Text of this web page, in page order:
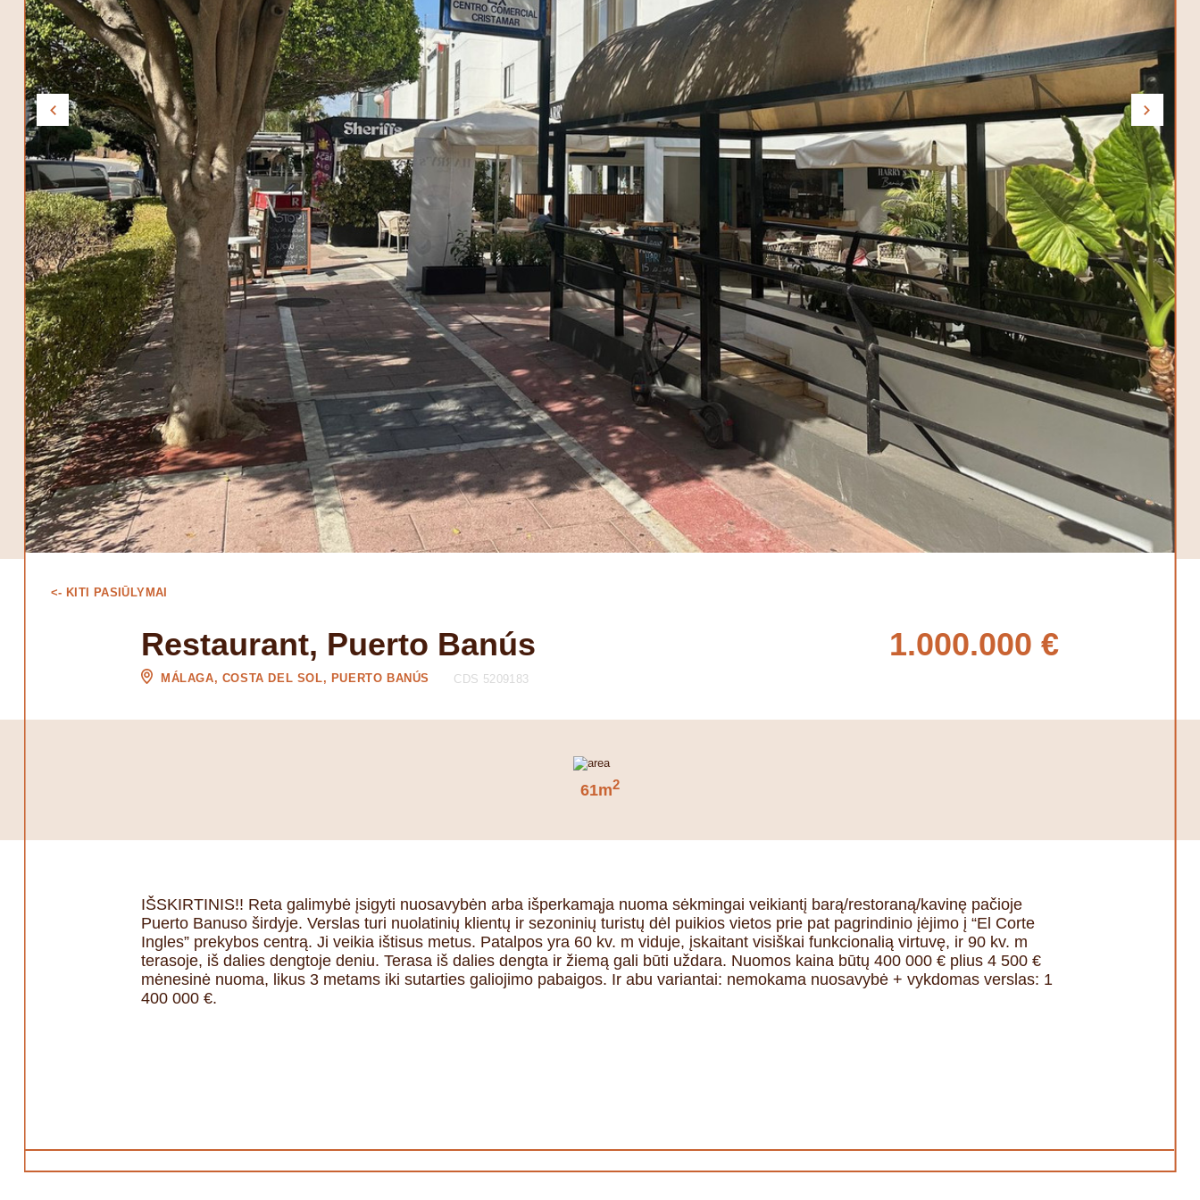
<- KITI PASIŪLYMAI
Restaurant, Puerto Banús
MÁLAGA, COSTA DEL SOL, PUERTO BANÚS CDS 5209183
1.000.000 €
61m2
IŠSKIRTINIS!! Reta galimybė įsigyti nuosavybėn arba išperkamąja nuoma sėkmingai veikiantį barą/restoraną/kavinę pačioje
Puerto Banuso širdyje. Verslas turi nuolatinių klientų ir sezoninių turistų dėl puikios vietos prie pat pagrindinio įėjimo į “El Corte
Ingles” prekybos centrą. Ji veikia ištisus metus. Patalpos yra 60 kv. m viduje, įskaitant visiškai funkcionalią virtuvę, ir 90 kv. m
terasoje, iš dalies dengtoje deniu. Terasa iš dalies dengta ir žiemą gali būti uždara. Nuomos kaina būtų 400 000 € plius 4 500 €
mėnesinė nuoma, likus 3 metams iki sutarties galiojimo pabaigos. Ir abu variantai: nemokama nuosavybė + vykdomas verslas: 1
400 000 €.